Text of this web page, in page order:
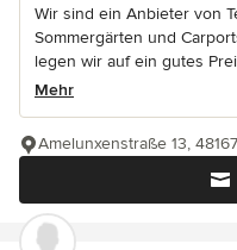
Wir sind ein Anbieter von
Sommergärten und
legen wir auf ein gutes
Mehr
Amelunxenstraße 13,